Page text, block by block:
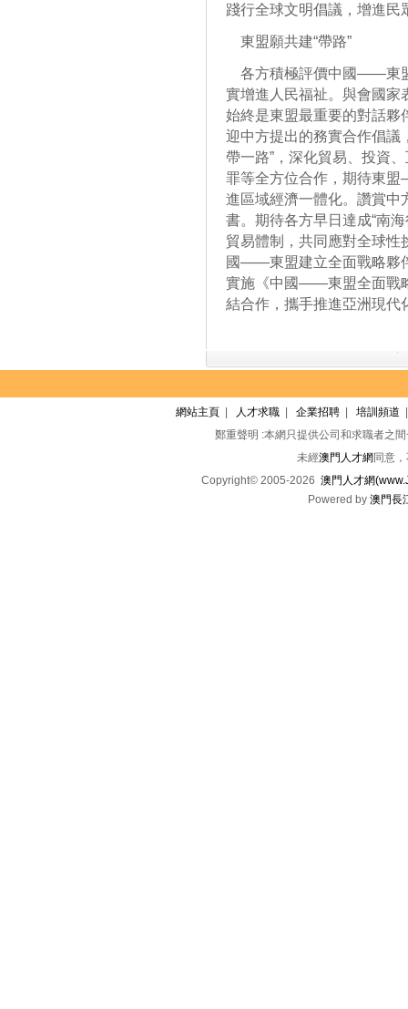
踐行全球文明倡議，增進民
東盟願共建“帶路”
各方積極評價中國——東
實增進人民福祉。與會國家
始終是東盟最重要的對話夥
迎中方提出的務實合作倡議
帶一路”，深化貿易、投資
罪等全方位合作，期待東
進區域經濟一體化。讚賞中
書。期待各方早日達成“南
貿易體制，共同應對全球性
國——東盟建立全面戰略夥
實施《中國——東盟全面戰
結合作，攜手推進亞洲現代
網站主頁 人才求職 企業招聘 培訓頻道
鄭重聲明 :本網只提供公司和求職者之
未經澳門人才網 同意
Copyright© 2005-2026 澳門人才網
Powered by 澳門長